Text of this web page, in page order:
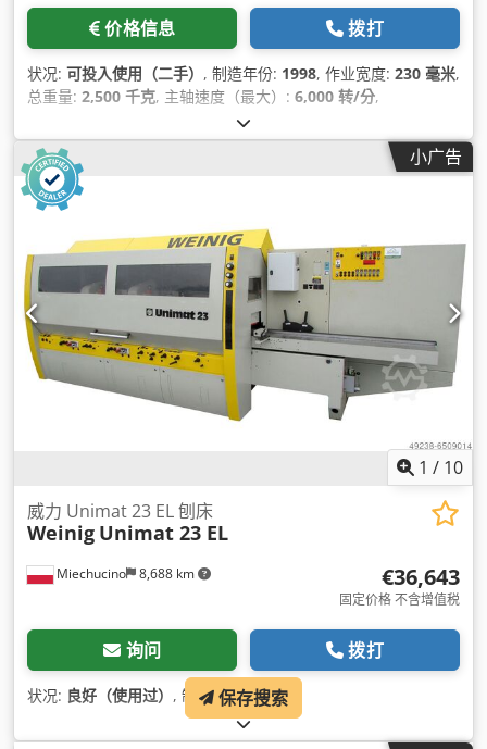
价格信息 拨打
状况: 可投入使用（二手） , 制造年份: 1998, 作业宽度: 230 毫米,
总重量: 2,500 千克, 主轴速度（最大）: 6,000 转/分,
小广告
1 / 10
Miechucino 8,688 km
威力 Unimat 23 EL 刨床
Weinig Unimat 23 EL
€36,643
固定价格 不含增值税
询问 拨打
状况: 良好（使用过） , 制造年份:2002,
保存搜索